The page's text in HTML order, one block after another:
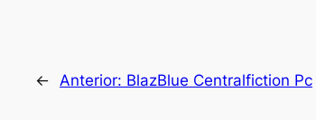
← Anterior: BlazBlue Centralfiction Pc